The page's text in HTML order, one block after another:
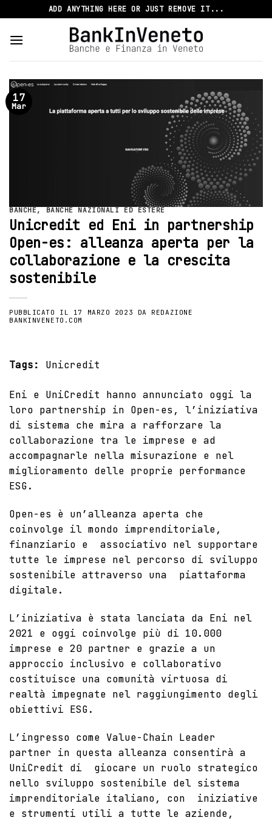
to
content
ADD ANYTHING HERE OR JUST REMOVE IT...
17
Mar
BANCHE,BANCHE NAZIONALI ED ESTERE
Unicredit ed Eni in partnership
Open-es: alleanza aperta per la
collaborazione e la crescita
sostenibile
PUBBLICATO IL 17 MARZO 2023 DA REDAZIONE
BANKINVENETO.COM
Tags: Unicredit
Eni e UniCredit hanno annunciato oggi la
loro partnership in Open-es , l’iniziativa
di sistema che mira a rafforzare la
collaborazione tra le imprese e ad
accompagnarle nella misurazione e nel
miglioramento delle proprie performance
ESG.
Open-es è un’alleanza aperta che
coinvolge il mondo imprenditoriale,
finanziario e associativo nel supportare
tutte le imprese nel percorso di sviluppo
sostenibile attraverso una piattaforma
digitale.
L’iniziativa è stata lanciata da Eni nel
2021 e oggi coinvolge più di 10.000
imprese e 20 partner e grazie a un
approccio inclusivo e collaborativo
costituisce una comunità virtuosa di
realtà impegnate nel raggiungimento degli
obiettivi ESG.
L’ingresso come Value-Chain Leader
partner in questa alleanza consentirà a
UniCredit di giocare un ruolo strategico
nello sviluppo sostenibile del sistema
imprenditoriale italiano, con iniziative
e strumenti utili a tutte le aziende,